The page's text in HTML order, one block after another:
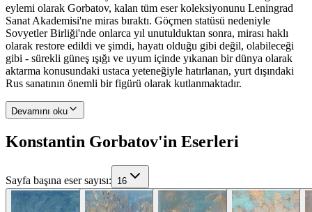
eylemi olarak Gorbatov, kalan tüm eser koleksiyonunu Leningrad
Sanat Akademisi'ne miras bıraktı. Göçmen statüsü nedeniyle
Sovyetler Birliği'nde onlarca yıl unutulduktan sonra, mirası haklı
olarak restore edildi ve şimdi, hayatı olduğu gibi değil, olabileceği
gibi - sürekli güneş ışığı ve uyum içinde yıkanan bir dünya olarak
aktarma konusundaki ustaca yeteneğiyle hatırlanan, yurt dışındaki
Rus sanatının önemli bir figürü olarak kutlanmaktadır.
Devamını oku
Konstantin Gorbatov'in Eserleri
Sayfa başına eser sayısı: 16